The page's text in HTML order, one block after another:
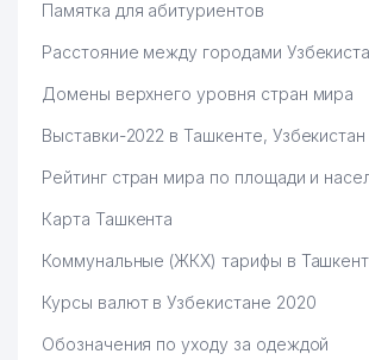
Памятка для абитуриентов
Расстояние между городами
Домены верхнего уровня стран мира
Выставки-2022 в Ташкенте, Узбекистан
Рейтинг стран мира по площади и
Карта Ташкента
Коммунальные (ЖКХ) тарифы в
Курсы валют в Узбекистане 2020
Обозначения по уходу за одеждой